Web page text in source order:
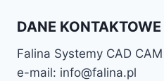
DANE KONTAKTOWE
Falina Systemy CAD CAM
e-mail: info@falina.pl